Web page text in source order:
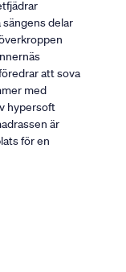
delar
att sova
med
hypersoft
är
för en